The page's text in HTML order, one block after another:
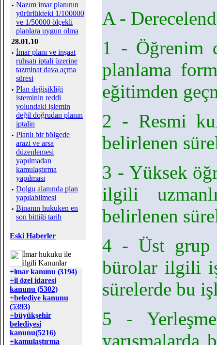
· Nazım imar planının
yürürlükteki 1/100000
ve 1/50000 ölçekli
planlara uygun olma
28.01.10
· İmar planı ve inşaat
ruhsatı iptali üzerine
tazminat dava açma
süresi
· Plan değişikliği
isteminin reddi
yolundaki işlemin
değil doğrudan planın
iptalin
· Planlı bir bölgede
arazi ve arsa
düzenlemesi
yapılmadan
kamulaştırma
yapılması
· Dolgu alanında plan
yapılabilmesi
· Binanın hukuken en
son bittiği tarih
Eski Haberler
İmar hukuku ile
ilgili Kanunlar
+imar kanunu (3194)
+il özel idaresi
kanunu (5302)
+belediye kanunu
(5393)
+büyükşehir
belediyesi
kanunu(5216)
+kamulaştırma
A -
1 - Öğrenim
planlama
eğitimden
2 - Resmi
belirlenen
3 - Yüksek
ilgili
belirlenen
4 - Üst grup
bürolar ilgili
sürelerde bu
5 -